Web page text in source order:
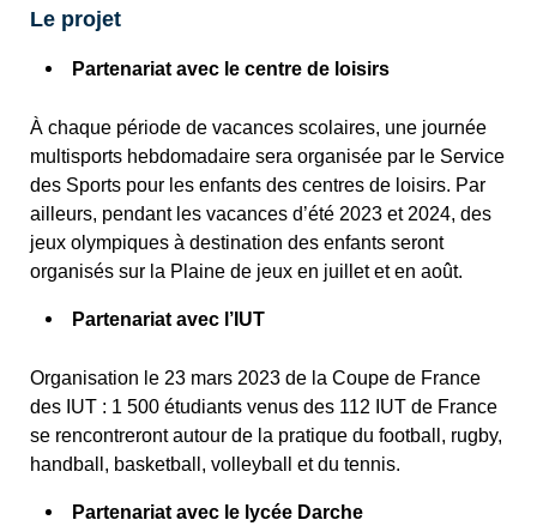
Le projet
Partenariat avec le centre de loisirs
À chaque période de vacances scolaires, une journée
multisports hebdomadaire sera organisée par le Service
des Sports pour les enfants des centres de loisirs. Par
ailleurs, pendant les vacances d’été 2023 et 2024, des
jeux olympiques à destination des enfants seront
organisés sur la Plaine de jeux en juillet et en août.
Partenariat avec l’IUT
Organisation le 23 mars 2023 de la Coupe de France
des IUT : 1 500 étudiants venus des 112 IUT de France
se rencontreront autour de la pratique du football, rugby,
handball, basketball, volleyball et du tennis.
Partenariat avec le lycée Darche